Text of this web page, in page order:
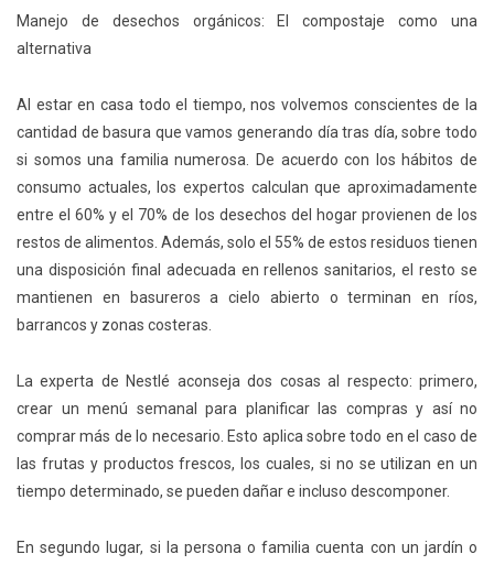
Manejo de desechos orgánicos: El compostaje como una
alternativa
Al estar en casa todo el tiempo, nos volvemos conscientes de la
cantidad de basura que vamos generando día tras día, sobre todo
si somos una familia numerosa. De acuerdo con los hábitos de
consumo actuales, los expertos calculan que aproximadamente
entre el 60% y el 70% de los desechos del hogar provienen de los
restos de alimentos. Además, solo el 55% de estos residuos tienen
una disposición final adecuada en rellenos sanitarios, el resto se
mantienen en basureros a cielo abierto o terminan en ríos,
barrancos y zonas costeras.
La experta de Nestlé aconseja dos cosas al respecto: primero,
crear un menú semanal para planificar las compras y así no
comprar más de lo necesario. Esto aplica sobre todo en el caso de
las frutas y productos frescos, los cuales, si no se utilizan en un
tiempo determinado, se pueden dañar e incluso descomponer.
En segundo lugar, si la persona o familia cuenta con un jardín o